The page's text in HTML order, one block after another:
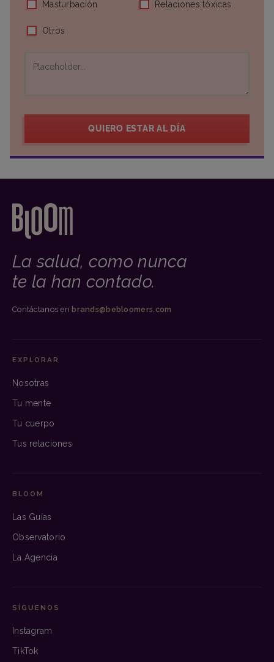
Masturbación Relaciones tóxicas
Otros
QUIERO ESTAR AL DÍA
La salud, como nunca
te la han contado.
Contáctanos en brands@bebloomers.com
EXPLORAR
Nosotras
Tu mente
Tu cuerpo
Tus relaciones
BLOOM
Las Guías
Observatorio
La Agencia
SÍGUENOS
Instagram
TikTok